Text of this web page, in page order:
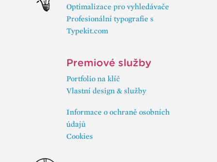
Optimalizace pro vyhledávače
Profesionální typografie s
Typekit.com
Premiové služby
Portfolio na klíč
Vlastní design & služby
Informace o ochraně osobních
údajů
Cookies